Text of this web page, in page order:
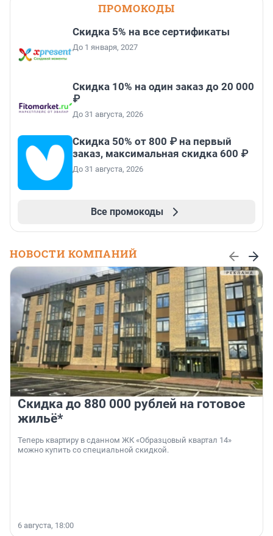
ПРОМОКОДЫ
Скидка 5% на все сертификаты
До 1 января, 2027
Скидка 10% на один заказ до 20 000
₽
До 31 августа, 2026
Скидка 50% от 800 ₽ на первый
заказ, максимальная скидка 600 ₽
До 31 августа, 2026
Все промокоды
НОВОСТИ КОМПАНИЙ
Скидка до 880 000 рублей на готовое
жильё*
Теперь квартиру в сданном ЖК «Образцовый квартал 14»
можно купить со специальной скидкой.
6 августа, 18:00